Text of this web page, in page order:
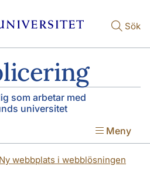
Sök
som arbetar med
universitet
Meny
Ny webbplats i webblösningen